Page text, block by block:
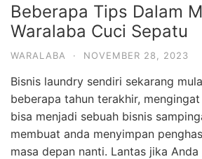
Beberapa Tips Dalam
Waralaba Cuci Sepatu
WARALABA · NOVEMBER 28, 2023
Bisnis laundry sendiri sekarang
beberapa tahun terakhir,
bisa menjadi sebuah bisnis
membuat anda menyimpan
masa depan nanti. Lantas jika